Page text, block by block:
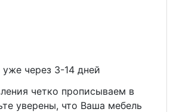
уже через 3-14 дней
четко прописываем в
уверены, что Ваша мебель